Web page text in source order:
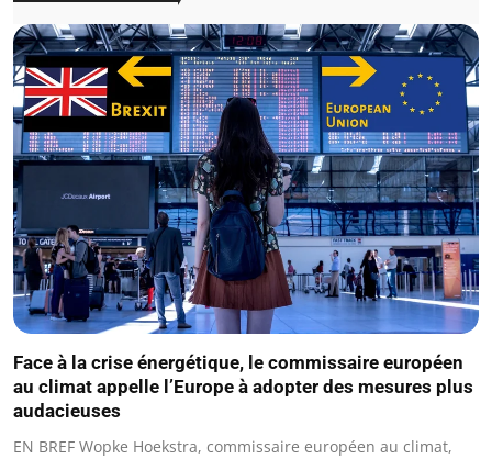
Face à la crise énergétique, le commissaire européen
au climat appelle l’Europe à adopter des mesures plus
audacieuses
EN BREF Wopke Hoekstra, commissaire européen au climat,